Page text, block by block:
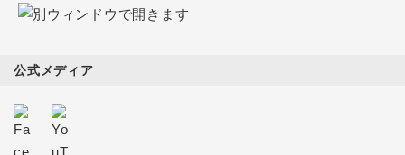
公式メディア